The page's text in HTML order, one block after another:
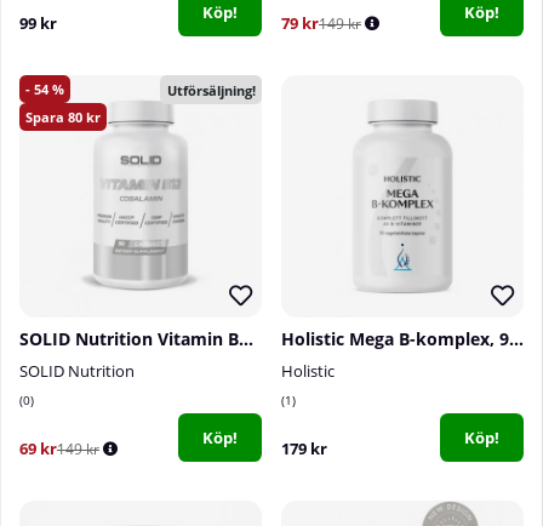
99 kr Köp! 79 kr149 kr
Köp!
54
80
Utförsäljning!
SOLID Nutrition Vitamin B12, 90 caps
SOLID Nutrition
0
69 kr149 kr
Köp!
Holistic Mega B-komplex, 90 caps
Holistic
1
179 kr Köp!